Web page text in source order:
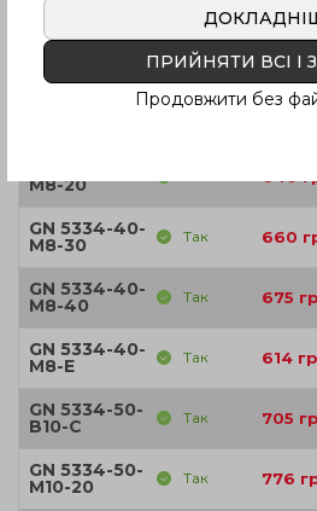
В наявності Ціна
GN 5334-40-
M8-20
GN 5334-40-
M8-30 Так 660
GN 5334-40-
M8-40 Так 675
GN 5334-40-
M8-E Так 614
GN 5334-50-
B10-C Так 705
GN 5334-50-
M10-20 Так 776
ПРИЙНЯТИ ВСІ І
Продовжити без